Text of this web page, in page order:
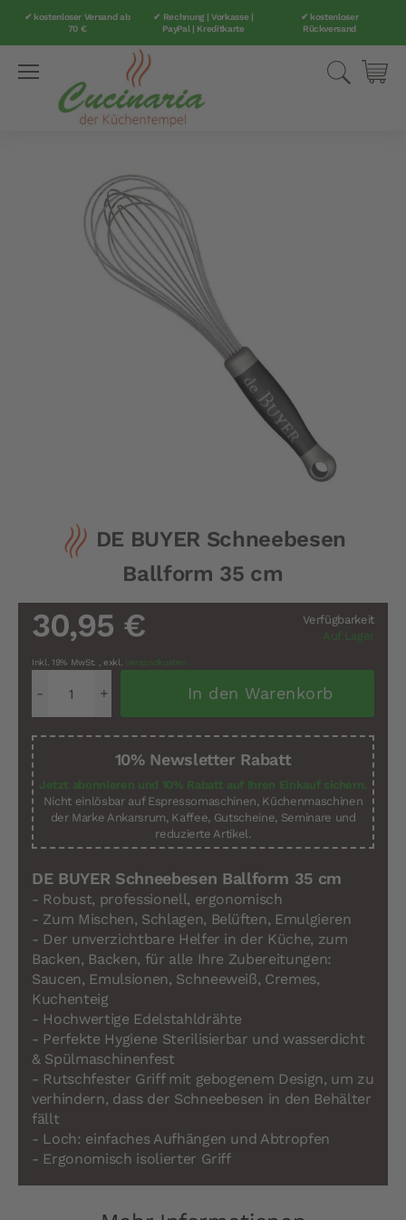
✔ kostenloser Versand ab
70 €
✔ Rechnung | Vorkasse |
PayPal | Kreditkarte
✔ kostenloser
Rückversand
Suche
DE BUYER Schneebesen
Ballform 35 cm
Verfügbarkeit
Auf Lager
30,95 €
Inkl. 19% MwSt. , exkl. Versandkosten
In den Warenkorb
10% Newsletter Rabatt
Jetzt abonnieren und 10% Rabatt auf Ihren Einkauf sichern.
Nicht einlösbar auf Espressomaschinen, Küchenmaschinen
der Marke Ankarsrum, Kaffee, Gutscheine, Seminare und
reduzierte Artikel.
DE BUYER Schneebesen Ballform 35 cm
- Robust, professionell, ergonomisch
- Zum Mischen, Schlagen, Belüften, Emulgieren
- Der unverzichtbare Helfer in der Küche, zum
Backen, Backen, für alle Ihre Zubereitungen:
Saucen, Emulsionen, Schneeweiß, Cremes,
Kuchenteig
- Hochwertige Edelstahldrähte
- Perfekte Hygiene Sterilisierbar und wasserdicht
& Spülmaschinenfest
- Rutschfester Griff mit gebogenem Design, um zu
verhindern, dass der Schneebesen in den Behälter
fällt
- Loch: einfaches Aufhängen und Abtropfen
- Ergonomisch isolierter Griff